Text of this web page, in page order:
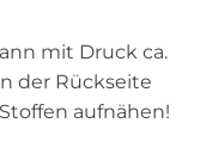
mit Druck ca.
der Rückseite
aufnähen!